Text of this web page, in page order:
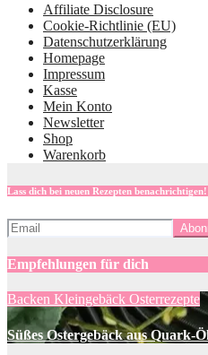
Affiliate Disclosure
Cookie-Richtlinie (EU)
Datenschutzerklärung
Homepage
Impressum
Kasse
Mein Konto
Newsletter
Shop
Warenkorb
Lass dich bei neuen Rezepten benachrichtigen!
Empfehlungen für dich
Backen Kleingebäck Osterrezepte
Süßes Ostergebäck aus Quark-